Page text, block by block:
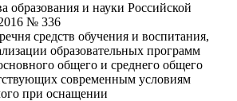
образования и науки Российской
№ 336
средств обучения и воспитания,
образовательных программ
общего и среднего общего
современным условиям
при оснащении